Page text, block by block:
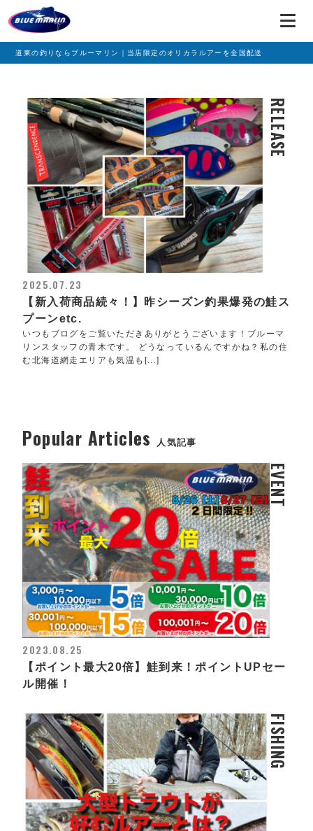
道東の釣りならブルーマリン｜当店限定のオリカラルアーを全国配送
RELEASE
2025.07.23
【新入荷商品続々！】昨シーズン釣果爆発の鮭ス
プーンetc.
いつもブログをご覧いただきありがとうございます！ブルーマ
リンスタッフの青木です。 どうなっているんですかね？私の住
む北海道網走エリアも気温も[...]
Popular Articles 人気記事
EVENT
2023.08.25
【ポイント最大20倍】鮭到来！ポイントUPセー
ル開催！
FISHING